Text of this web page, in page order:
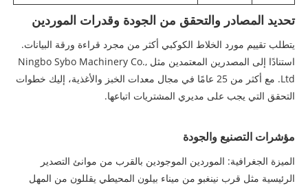
تحديد المصادر والتحقق من الجودة وقدرات الموردين
يتطلب تقييم مورد الخلاط الكوكبي أكثر من مجرد قراءة ورقة البيانات.
استنادًا إلى المصدرين المعتمدين مثل Ningbo Sybo Machinery Co.,
Ltd. مع أكثر من 25 عامًا في مجال معدات الخبز والأغذية، إليك خطوات
التحقق التي يجب على مديري المشتريات اتباعها.
مؤشرات التصنيع والجودة
الميزة الجغرافية: الموردين الموجودين بالقرب من موانئ التصدير
الرئيسية مثل قرب نينغبو من ميناء بيلون المحيطي يقللون من المهل